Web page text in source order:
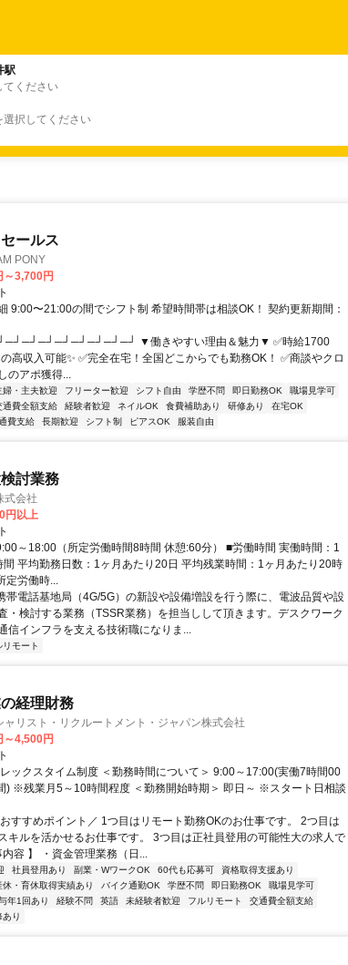
駅
てください
選択してください
ールス
PONY
～3,700円
9:00〜21:00の間でシフト制 希望時間帯は相談OK！ 契約更新期間：
▼働きやすい理由＆魅力▼ ✅時給1700
高収入可能✨ ✅完全在宅！全国どこからでも勤務OK！ ✅商談やクロ
のアポ獲得...
婦・主夫歓迎 フリーター歓迎 シフト自由 学歴不問 即日勤務OK
職場見学可
通費全額支給 経験者歓迎 ネイルOK 食費補助あり 研修あり
在宅OK
費支給 長期歓迎 シフト制 ピアスOK 服装自由
討業務
式会社
円以上
～18:00（所定労働時間8時間 休憩:60分） ■労働時間 実働時間：1
間 平均勤務日数：1ヶ月あたり20日 平均残業時間：1ヶ月あたり20時
定労働時...
帯電話基地局（4G/5G）の新設や設備増設を行う際に、電波品質や設
・検討する業務（TSSR業務）を担当しして頂きます。デスクワーク
信インフラを支える技術職になりま...
リモート
経理財務
ャリスト・リクルートメント・ジャパン株式会社
～4,500円
ックスタイム制度 ＜勤務時間について＞ 9:00～17:00(実働7時間00
) ※残業月5～10時間程度 ＜勤務開始時期＞ 即日～ ※スタート日相談
すすめポイント／ 1つ目はリモート勤務OKのお仕事です。 2つ目は
キルを活かせるお仕事です。 3つ目は正社員登用の可能性大の求人で
容 】 ・資金管理業務（日...
社員登用あり 副業・WワークOK 60代も応募可
資格取得支援あり
休・育休取得実績あり バイク通勤OK 学歴不問 即日勤務OK
職場見学可
年1回あり 経験不問 英語 未経験者歓迎 フルリモート
交通費全額支給
あり